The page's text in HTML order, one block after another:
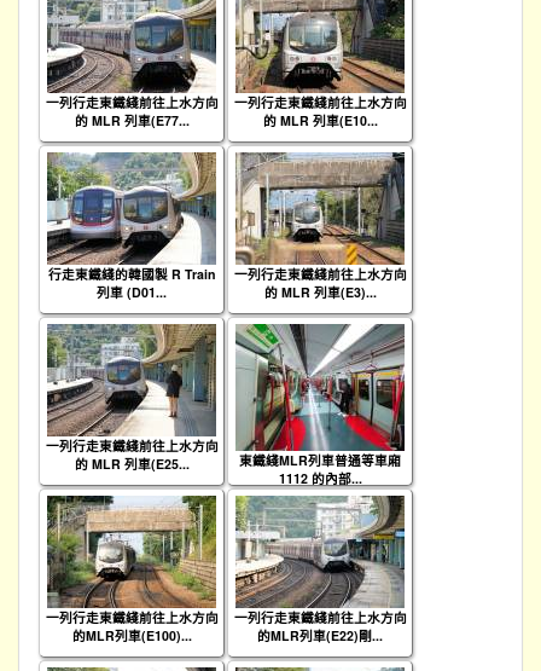
一列行走東鐵綫前往上水方向
的 MLR 列車(E77...
一列行走東鐵綫前往上水方向
的 MLR 列車(E10...
行走東鐵綫的韓國製 R Train
列車 (D01...
一列行走東鐵綫前往上水方向
的 MLR 列車(E3)...
一列行走東鐵綫前往上水方向
的 MLR 列車(E25...
東鐵綫MLR列車普通等車廂
1112 的內部...
一列行走東鐵綫前往上水方向
的MLR列車(E100)...
一列行走東鐵綫前往上水方向
的MLR列車(E22)剛...